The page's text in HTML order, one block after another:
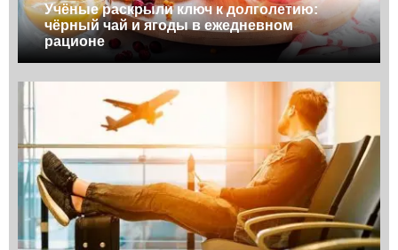
Учёные раскрыли ключ к долголетию:
чёрный чай и ягоды в ежедневном
рационе